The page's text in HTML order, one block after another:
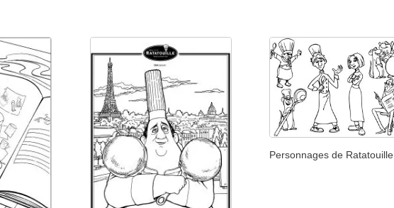
Personnages de Ratatouille